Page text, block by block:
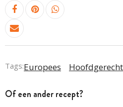
Tags:Europees Hoofdgerecht
Of een ander recept?